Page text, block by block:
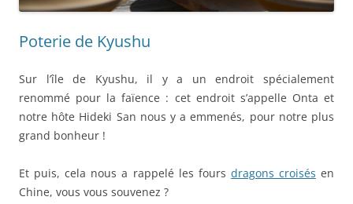
Poterie de Kyushu
Sur l’île de Kyushu, il y a un endroit spécialement
renommé pour la faïence : cet endroit s’appelle Onta et
notre hôte Hideki San nous y a emmenés, pour notre plus
grand bonheur !
Et puis, cela nous a rappelé les fours dragons croisés en
Chine, vous vous souvenez ?